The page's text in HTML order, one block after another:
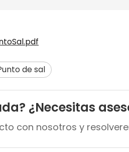
de sal
¿Necesitas
con nosotros y